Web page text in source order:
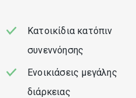
Kατοικίδια κατόπιν
συνεννόησης
Ενοικιάσεις μεγάλης
διάρκειας